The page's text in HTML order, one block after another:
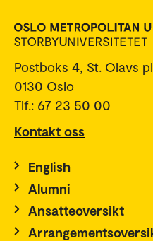
Postboks 4, St. Olavs
0130 Oslo
Tlf.: 67 23 50 00
Kontakt oss
English
Alumni
Ansatteoversikt